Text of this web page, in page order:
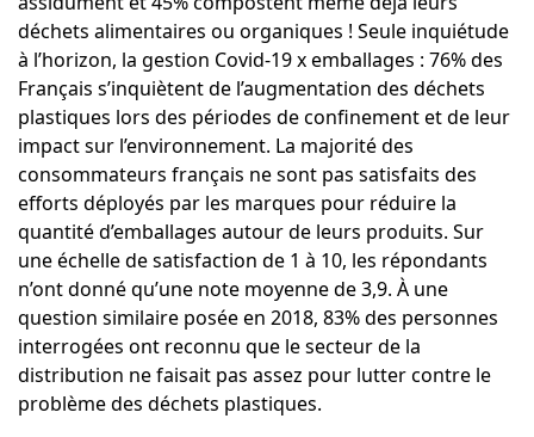
déchets alimentaires ou organiques ! Seule inquiétude
à l’horizon, la gestion Covid-19 x emballages : 76% des
Français s’inquiètent de l’augmentation des déchets
plastiques lors des périodes de confinement et de leur
impact sur l’environnement. La majorité des
consommateurs français ne sont pas satisfaits des
efforts déployés par les marques pour réduire la
quantité d’emballages autour de leurs produits. Sur
une échelle de satisfaction de 1 à 10, les répondants
n’ont donné qu’une note moyenne de 3,9. À une
question similaire posée en 2018, 83% des personnes
interrogées ont reconnu que le secteur de la
distribution ne faisait pas assez pour lutter contre le
problème des déchets plastiques.